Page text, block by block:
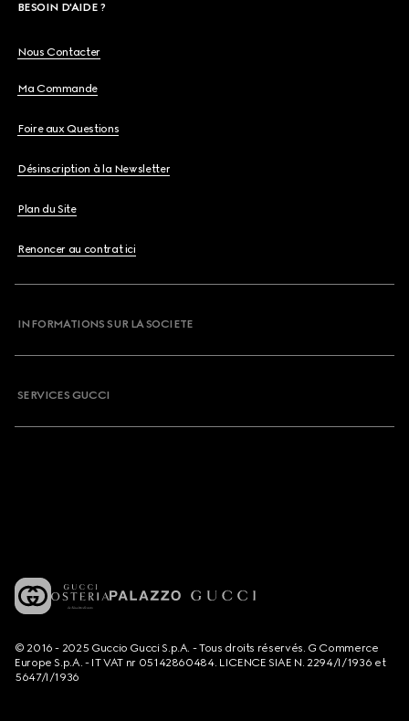
BESOIN D'AIDE ?
Nous Contacter
Ma Commande
Foire aux Questions
Désinscription à la Newsletter
Plan du Site
Renoncer au contrat ici
INFORMATIONS SUR LA SOCIETE
SERVICES GUCCI
© 2016 - 2025 Guccio Gucci S.p.A. - Tous droits réservés. G Commerce
Europe S.p.A. - IT VAT nr 05142860484. LICENCE SIAE N. 2294/I/1936 et
5647/I/1936